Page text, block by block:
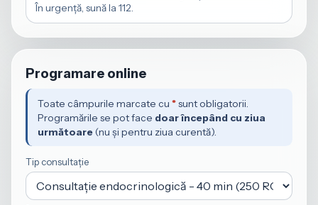
În urgență, sună la 112.
Programare online
Toate câmpurile marcate cu *sunt obligatorii.
Programările se pot face doar începând cu ziua
următoare (nu și pentru ziua curentă).
Tip consultație